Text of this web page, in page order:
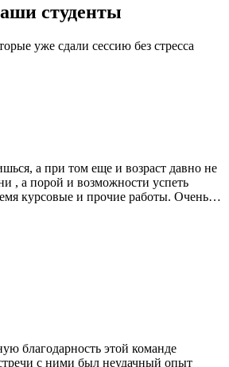
студенты
уже сдали сессию без стресса
а при том еще и возраст давно не
успеть
курсовые и прочие работы. Очень
в полном смысле слова взяли на
вовремя и по очень даже
все вопросы. Теперь буду
благодарность этой команде
с ними был неудачный опыт